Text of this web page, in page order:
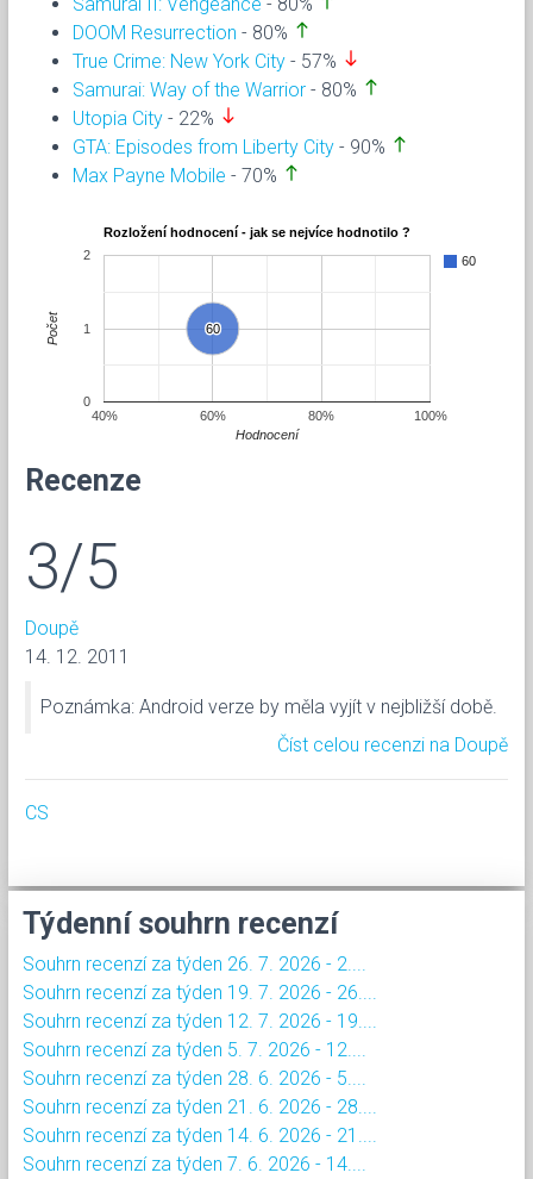
DOOM Resurrection - 80% north
True Crime: New York City - 57% south
Samurai: Way of the Warrior - 80% north
Utopia City - 22% south
GTA: Episodes from Liberty City - 90% north
Max Payne Mobile - 70% north
Rozložení hodnocení - jak se nejvíce hodnotilo ?
60
60
60
40% 60% 80% 100%
0
1
2
Hodnocení
Počet
Recenze
3/5
Doupě
14. 12. 2011
Poznámka: Android verze by měla vyjít v nejbližší době.
Číst celou recenzi na Doupě
CS
Týdenní souhrn recenzí
Souhrn recenzí za týden 26. 7. 2026 - 2....
Souhrn recenzí za týden 19. 7. 2026 - 26....
Souhrn recenzí za týden 12. 7. 2026 - 19....
Souhrn recenzí za týden 5. 7. 2026 - 12....
Souhrn recenzí za týden 28. 6. 2026 - 5....
Souhrn recenzí za týden 21. 6. 2026 - 28....
Souhrn recenzí za týden 14. 6. 2026 - 21....
Souhrn recenzí za týden 7. 6. 2026 - 14....